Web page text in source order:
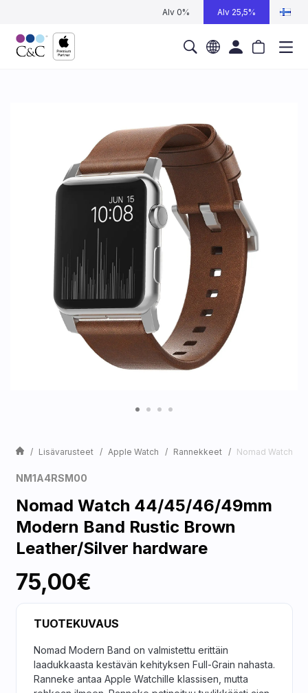
Alv 0% Alv 25,5%
Lisävarusteet Apple Watch Rannekkeet Nomad Watch
NM1A4RSM00
Nomad Watch 44/45/46/49mm
Modern Band Rustic Brown
Leather/Silver hardware
75,00€
TUOTEKUVAUS
Nomad Modern Band on valmistettu erittäin
laadukkaasta kestävän kehityksen Full-Grain nahasta.
Ranneke antaa Apple Watchille klassisen, mutta